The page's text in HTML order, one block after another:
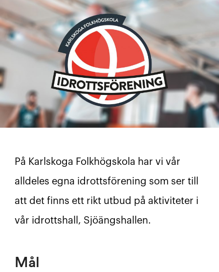
På Karlskoga Folkhögskola har vi vår
alldeles egna idrottsförening som ser till
att det finns ett rikt utbud på aktiviteter i
vår idrottshall, Sjöängshallen.
Mål